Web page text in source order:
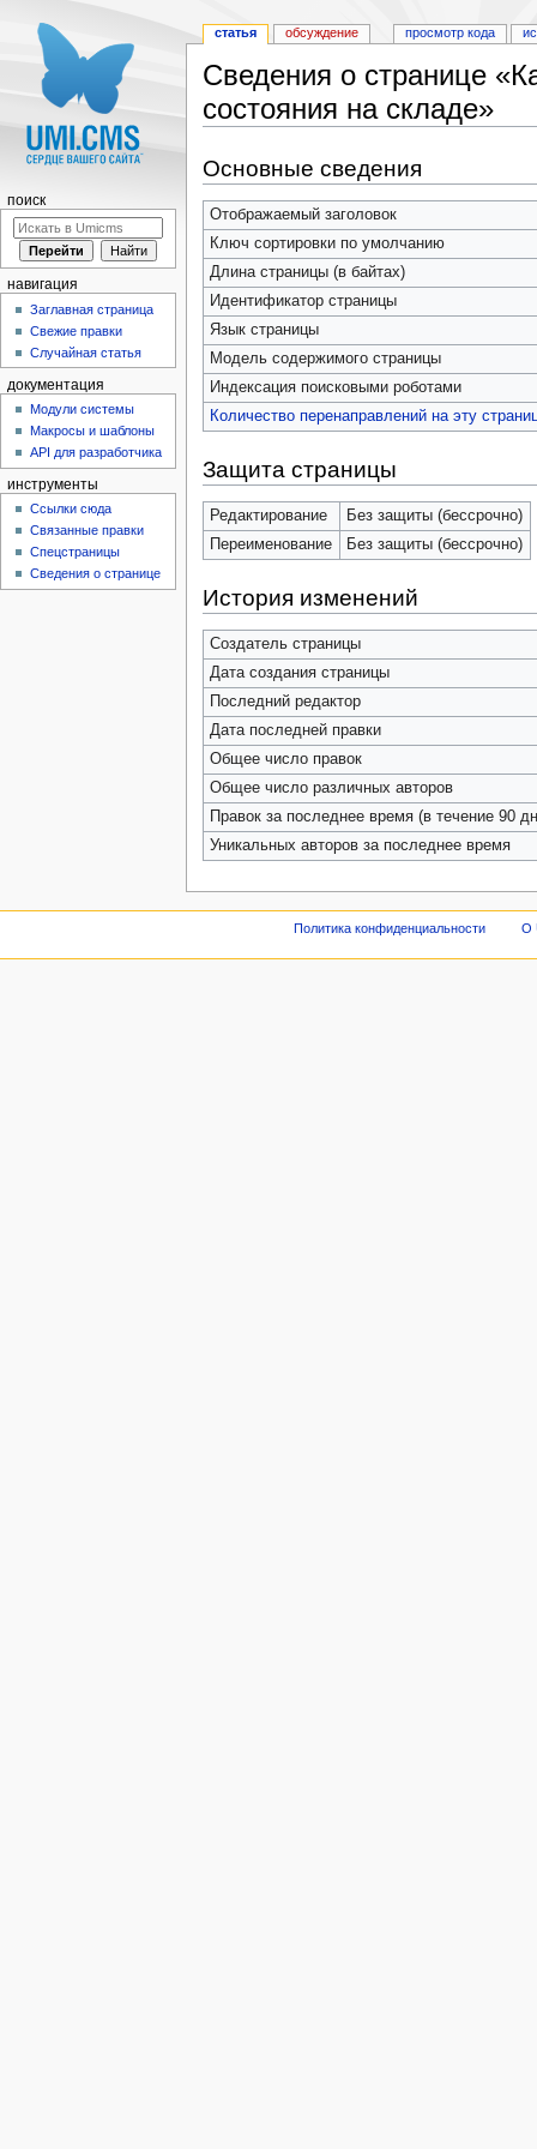
Сведения о странице
состояния на складе»
Основные сведения
Отображаемый заголовок
Ключ сортировки по умолчанию
Длина страницы (в байтах)
Идентификатор страницы
Язык страницы
Модель содержимого страницы
Индексация поисковыми роботами
Количество перенаправлений на эту
Защита страницы
Редактирование
Без защиты (бессрочно)
Переименование
Без защиты (бессрочно)
История изменений
Создатель страницы
Дата создания страницы
Последний редактор
Дата последней правки
Общее число правок
Общее число различных авторов
Правок за последнее время (в течение 90
Уникальных авторов за последнее время
статья обсуждение просмотр кода
поиск
навигация
Заглавная страница
Свежие правки
Случайная статья
документация
Модули системы
Макросы и шаблоны
API для разработчика
инструменты
Ссылки сюда
Связанные правки
Спецстраницы
Сведения о странице
Политика конфиденциальности О